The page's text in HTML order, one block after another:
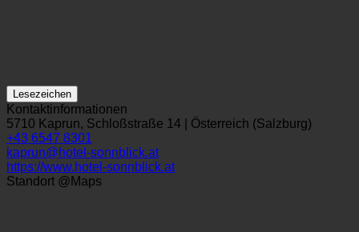
Lesezeichen
Kontaktinformationen
5710 Kaprun, Schloßstraße 14 | Österreich (Salzburg)
+43 6547 8301
kaprun@hotel-sonnblick.at
https://www.hotel-sonnblick.at